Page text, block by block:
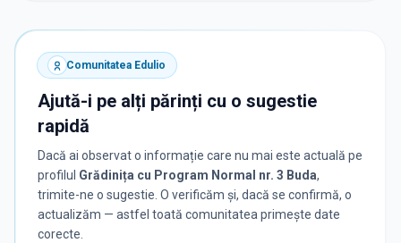
Comunitatea Edulio
Ajută-i pe alți părinți cu o sugestie
rapidă
Dacă ai observat o informație care nu mai este actuală pe
profilul Grădinița cu Program Normal nr. 3 Buda,
trimite-ne o sugestie. O verificăm și, dacă se confirmă, o
actualizăm — astfel toată comunitatea primește date
corecte.